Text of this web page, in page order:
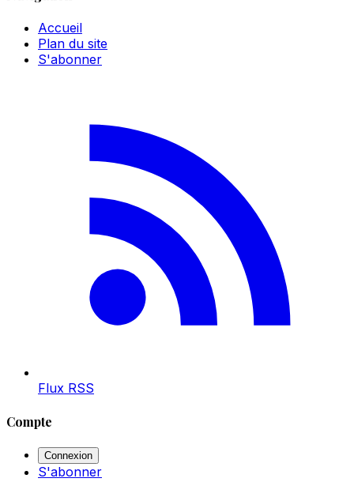
Accueil
Plan du site
S'abonner
Flux RSS
Compte
Connexion
S'abonner